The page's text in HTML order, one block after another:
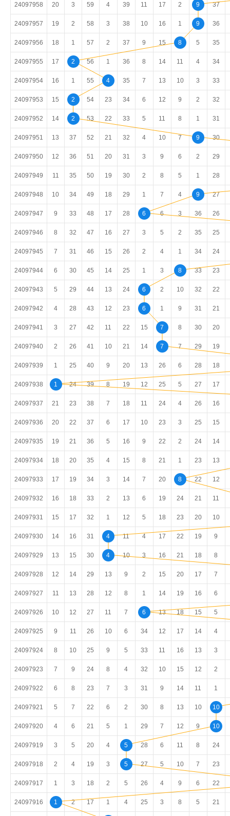
24097958 20 3 59 4 39 11 17 2 9 37
24097957 19 2 58 3 38 10 16 1 9 36
24097956 18 1 57 2 37 9 15 8 5 35
24097955 17 2 56 1 36 8 14 11 4 34
24097954 16 1 55 4 35 7 13 10 3 33
24097953 15 2 54 23 34 6 12 9 2 32
24097952 14 2 53 22 33 5 11 8 1 31
24097951 13 37 52 21 32 4 10 7 9 30
24097950 12 36 51 20 31 3 9 6 2 29
24097949 11 35 50 19 30 2 8 5 1 28
24097948 10 34 49 18 29 1 7 4 9 27
24097947 9 33 48 17 28 6 6 3 36 26
24097946 8 32 47 16 27 3 5 2 35 25
24097945 7 31 46 15 26 2 4 1 34 24
24097944 6 30 45 14 25 1 3 8 33 23
24097943 5 29 44 13 24 6 2 10 32 22
24097942 4 28 43 12 23 6 1 9 31 21
24097941 3 27 42 11 22 15 7 8 30 20
24097940 2 26 41 10 21 14 7 7 29 19
24097939 1 25 40 9 20 13 26 6 28 18
24097938 1 24 39 8 19 12 25 5 27 17
24097937 21 23 38 7 18 11 24 4 26 16
24097936 20 22 37 6 17 10 23 3 25 15
24097935 19 21 36 5 16 9 22 2 24 14
24097934 18 20 35 4 15 8 21 1 23 13
24097933 17 19 34 3 14 7 20 8 22 12
24097932 16 18 33 2 13 6 19 24 21 11
24097931 15 17 32 1 12 5 18 23 20 10
24097930 14 16 31 4 11 4 17 22 19 9
24097929 13 15 30 4 10 3 16 21 18 8
24097928 12 14 29 13 9 2 15 20 17 7
24097927 11 13 28 12 8 1 14 19 16 6
24097926 10 12 27 11 7 6 13 18 15 5
24097925 9 11 26 10 6 34 12 17 14 4
24097924 8 10 25 9 5 33 11 16 13 3
24097923 7 9 24 8 4 32 10 15 12 2
24097922 6 8 23 7 3 31 9 14 11 1
24097921 5 7 22 6 2 30 8 13 10 10
24097920 4 6 21 5 1 29 7 12 9 10
24097919 3 5 20 4 5 28 6 11 8 24
24097918 2 4 19 3 5 27 5 10 7 23
24097917 1 3 18 2 5 26 4 9 6 22
24097916 1 2 17 1 4 25 3 8 5 21